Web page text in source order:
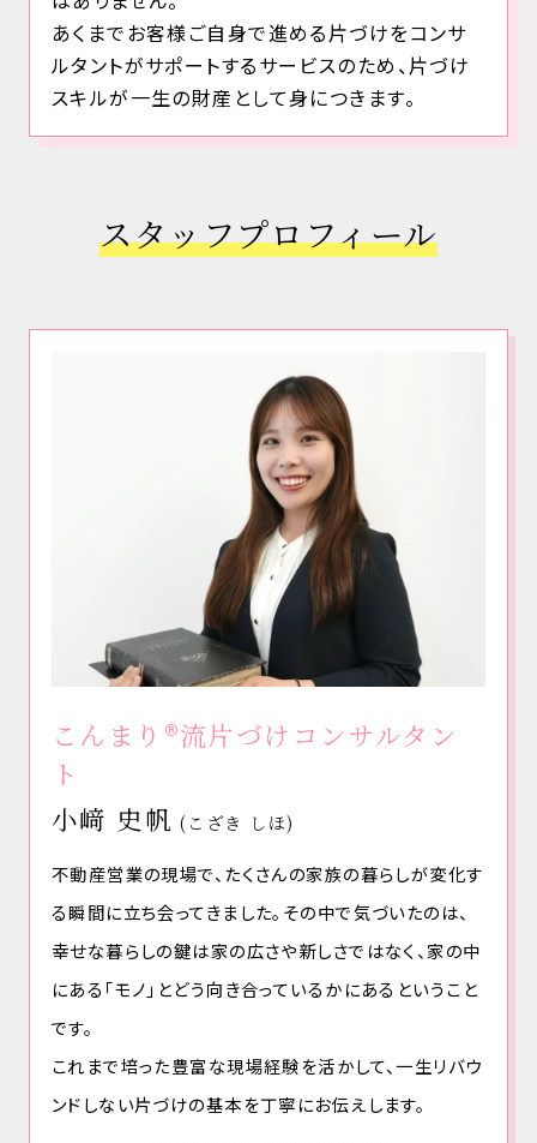
あくまでお客様ご自身で進める片づけをコンサ
ルタントがサポートするサービスのため、片づけ
スキルが一生の財産として身につきます。
スタッフプロフィール
こんまり®流片づけコンサルタン
ト
小﨑 史帆 (こざき しほ)
不動産営業の現場で、たくさんの家族の暮らしが変化す
る瞬間に立ち会ってきました。その中で気づいたのは、
幸せな暮らしの鍵は家の広さや新しさではなく、家の中
にある「モノ」とどう向き合っているかにあるということ
です。
これまで培った豊富な現場経験を活かして、一生リバウ
ンドしない片づけの基本を丁寧にお伝えします。